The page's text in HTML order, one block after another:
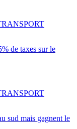
de taxes sur le
sud mais gagnent le